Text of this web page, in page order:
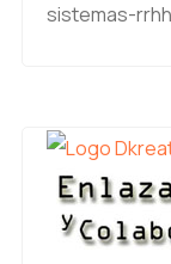
sistemas-rrhh